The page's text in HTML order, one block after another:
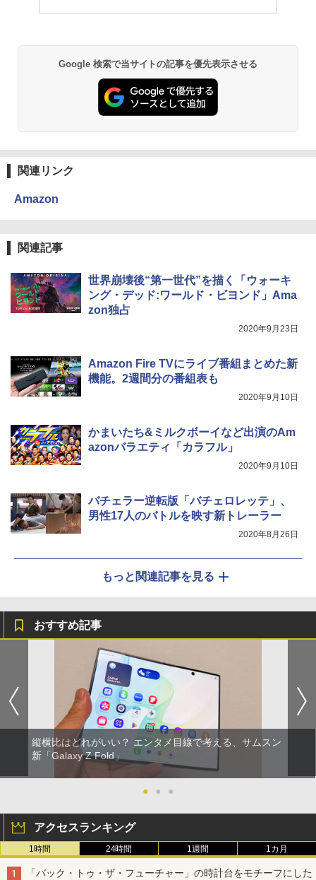
Google 検索で当サイトの記事を優先表示させる
関連リンク
Amazon
関連記事
世界崩壊後“第一世代”を描く「ウォーキ
ング・デッド:ワールド・ビヨンド」Ama
zon独占
2020年9月23日
Amazon Fire TVにライブ番組まとめた新
機能。2週間分の番組表も
2020年9月10日
かまいたち&ミルクボーイなど出演のAm
azonバラエティ「カラフル」
2020年9月10日
バチェラー逆転版「バチェロレッテ」、
男性17人のバトルを映す新トレーラー
2020年8月26日
もっと関連記事を見る
おすすめ記事
縦横比はどれがいい？ エンタメ目線で考える、サムスン
新「Galaxy Z Fold」
● ● ●
アクセスランキング
1時間 24時間 1週間 1カ月
「バック・トゥ・ザ・フューチャー」の時計台をモチーフにした